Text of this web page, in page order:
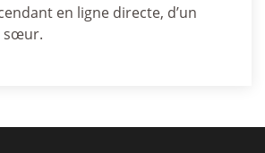
en ligne directe, d’un
sœur.